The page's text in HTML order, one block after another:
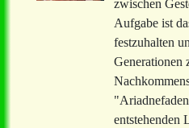
zwischen
Aufgabe ist
festzuhalten
Generationen
entstehenden